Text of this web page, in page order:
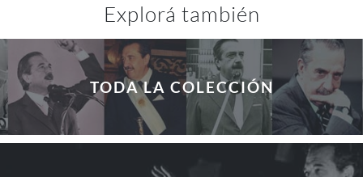
Explorá también
TODA LA COLECCIÓN